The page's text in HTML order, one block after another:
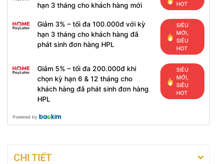
hạn 3 tháng cho khách hàng mới
HOT
Giảm 3% – tối đa 100.000đ với kỳ
hạn 3 tháng cho khách hàng đã
phát sinh đơn hàng HPL
SIÊU
MỚI,
SIÊU
HOT
Giảm 5% – tối đa 200.000đ khi
chọn kỳ hạn 6 & 12 tháng cho
khách hàng đã phát sinh đơn hàng
HPL
SIÊU
MỚI,
SIÊU
HOT
Powered by
CHI TIẾT